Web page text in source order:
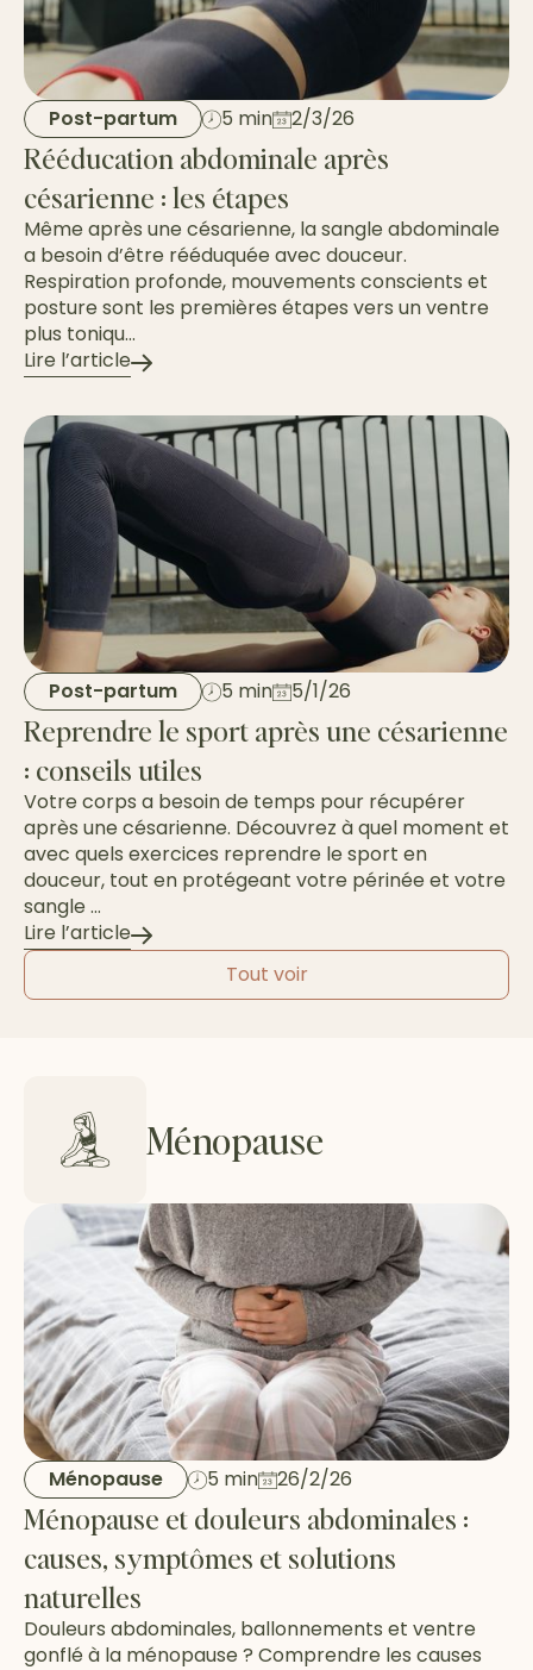
Post-partum 5 min 2/3/26
Rééducation abdominale après
césarienne : les étapes
Même après une césarienne, la sangle abdominale
a besoin d’être rééduquée avec douceur.
Respiration profonde, mouvements conscients et
posture sont les premières étapes vers un ventre
plus toniqu...
Lire l’article
Post-partum 5 min 5/1/26
Reprendre le sport après une césarienne
: conseils utiles
Votre corps a besoin de temps pour récupérer
après une césarienne. Découvrez à quel moment et
avec quels exercices reprendre le sport en
douceur, tout en protégeant votre périnée et votre
sangle ...
Lire l’article
Tout voir
Ménopause
Ménopause 5 min 26/2/26
Ménopause et douleurs abdominales :
causes, symptômes et solutions
naturelles
Douleurs abdominales, ballonnements et ventre
gonflé à la ménopause ? Comprendre les causes